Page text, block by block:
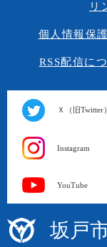
リ
個人情報保
RSS配信に
Ｘ（旧Twitter）
Instagram
YouTube
坂戸